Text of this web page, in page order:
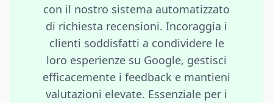
con il nostro sistema automatizzato
di richiesta recensioni. Incoraggia i
clienti soddisfatti a condividere le
loro esperienze su Google, gestisci
efficacemente i feedback e mantieni
valutazioni elevate. Essenziale per i